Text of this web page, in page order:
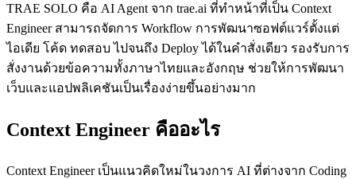
TRAE SOLO คือ AI Agent จาก trae.ai ที่ทำหน้าที่เป็น Context
Engineer สามารถจัดการ Workflow การพัฒนาซอฟต์แวร์ตั้งแต่
ไอเดีย โค้ด ทดสอบ ไปจนถึง Deploy ได้ในคำสั่งเดียว รองรับการ
สั่งงานด้วยข้อความทั้งภาษาไทยและอังกฤษ ช่วยให้การพัฒนา
เว็บและแอปพลิเคชันเป็นเรื่องง่ายขึ้นอย่างมาก
Context Engineer คืออะไร
Context Engineer เป็นแนวคิดใหม่ในวงการ AI ที่ต่างจาก Coding